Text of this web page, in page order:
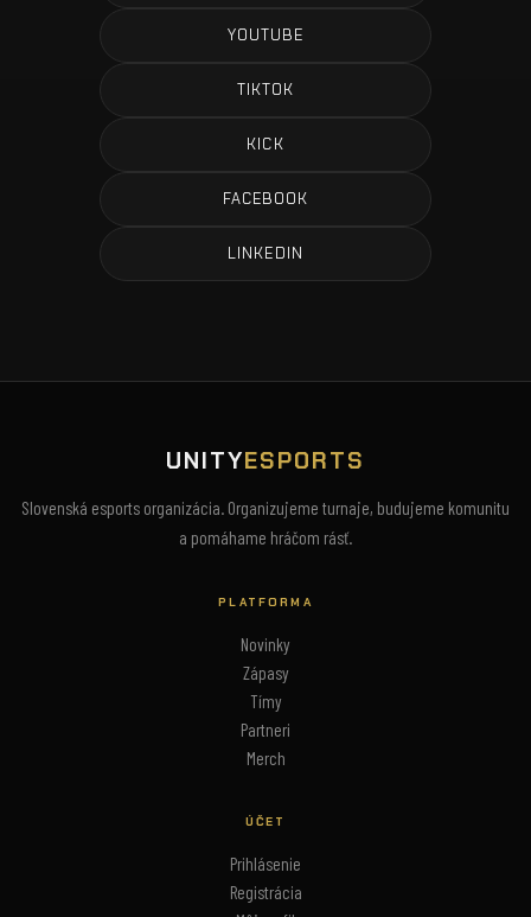
YOUTUBE
TIKTOK
KICK
FACEBOOK
LINKEDIN
UNITYESPORTS
Slovenská esports organizácia. Organizujeme turnaje, budujeme komunitu
a pomáhame hráčom rásť.
PLATFORMA
Novinky
Zápasy
Tímy
Partneri
Merch
ÚČET
Prihlásenie
Registrácia